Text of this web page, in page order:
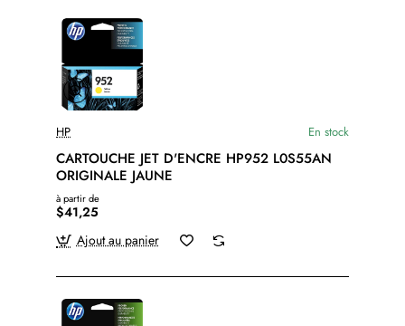
HP En stock
CARTOUCHE JET D'ENCRE HP952 L0S55AN
ORIGINALE JAUNE
à partir de
$41,25
Ajout au panier